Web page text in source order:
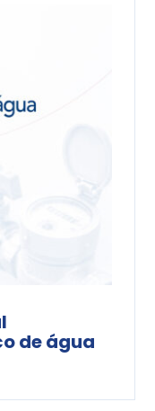
de água